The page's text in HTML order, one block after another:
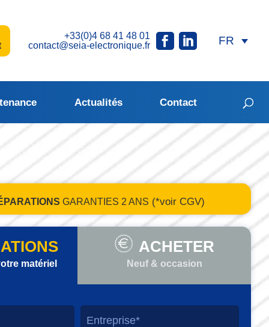
+33(0)4 68 41 48 01
contact@seia-electronique.fr
Actualités Contact
GARANTIES 2 ANS (*voir CGV)
matériel
ACHETER
Neuf & occasion